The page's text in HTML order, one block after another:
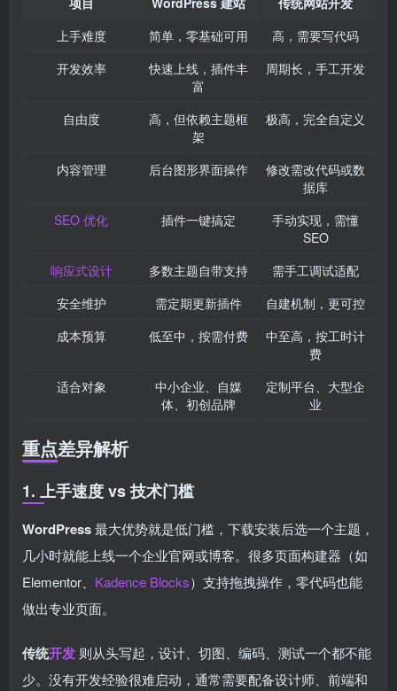
上手难度
简单，零基础可用
高，需要写代码
开发效率
快速上线，插件丰
富
周期长，手工开发
自由度
高，但依赖主题框
架
极高，完全自定义
内容管理 后台图形界面操作
修改需改代码或数
据库
SEO 优化
插件一键搞定
手动实现，需懂
SEO
响应式设计
多数主题自带支持
需手工调试适配
安全维护
需定期更新插件
自建机制，更可控
成本预算
低至中，按需付费
中至高，按工时计
费
适合对象
中小企业、自媒
体、初创品牌
定制平台、大型企
业
重点差异解析
1. 上手速度 vs 技术门槛
WordPress最大优势就是低门槛，下载安装后选一个主题，
几小时就能上线一个企业官网或博客。很多页面构建器（如
Elementor、 Kadence Blocks）支持拖拽操作，零代码也能
做出专业页面。
传统开发 则从头写起，设计、切图、编码、测试一个都不能
少。没有开发经验很难启动，通常需要配备设计师、前端和